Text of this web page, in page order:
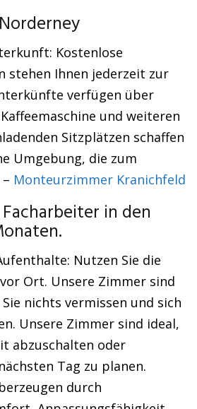
Kostenlose
stehen Ihnen jederzeit zur
verfügen über
und weiteren
Sitzplätzen schaffen
Umgebung, die zum
Monteurzimmer Kranichfeld
in den
Nutzen Sie die
Ort. Unsere Zimmer sind
nichts vermissen und sich
Unsere Zimmer sind ideal,
abzuschalten oder
Tag zu planen.
durch